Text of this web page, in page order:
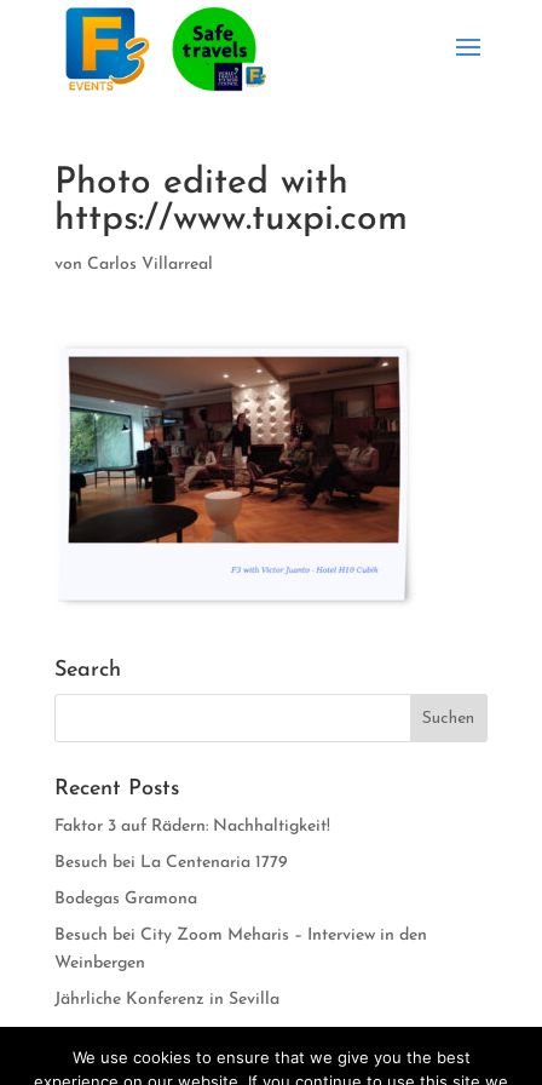
Photo edited with
https://www.tuxpi.com
von Carlos Villarreal
Search
Recent Posts
Faktor 3 auf Rädern: Nachhaltigkeit!
Besuch bei La Centenaria 1779
Bodegas Gramona
Besuch bei City Zoom Meharis – Interview in den
Weinbergen
Jährliche Konferenz in Sevilla
We use cookies to ensure that we give you the best